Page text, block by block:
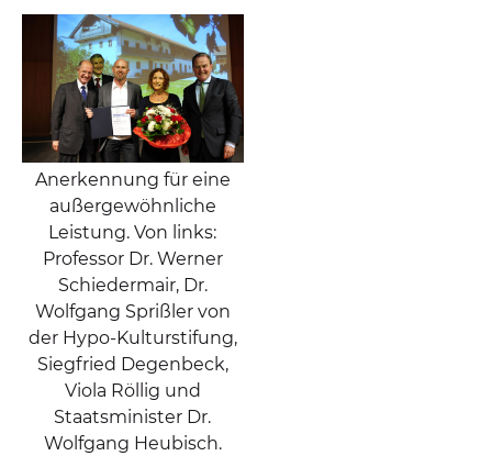
Anerkennung für eine
außergewöhnliche
Leistung. Von links:
Professor Dr. Werner
Schiedermair, Dr.
Wolfgang Sprißler von
der Hypo-Kulturstifung,
Siegfried Degenbeck,
Viola Röllig und
Staatsminister Dr.
Wolfgang Heubisch.